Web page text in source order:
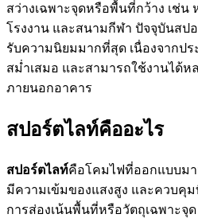
สว่างเฉพาะจุดหรือพื้นที่กว้าง เช่น
โรงงาน และสนามกีฬา ปัจจุบันสป
รับความนิยมมากที่สุด เนื่องจากปร
สม่ำเสมอ และสามารถใช้งานได้ห
ภายนอกอาคาร
สปอร์ตไลท์คืออะไร
สปอร์ตไลท์คือโคมไฟที่ออกแบบมา
มีความเข้มของแสงสูง และควบคุ
การส่องเน้นพื้นที่หรือวัตถุเฉพาะจุ